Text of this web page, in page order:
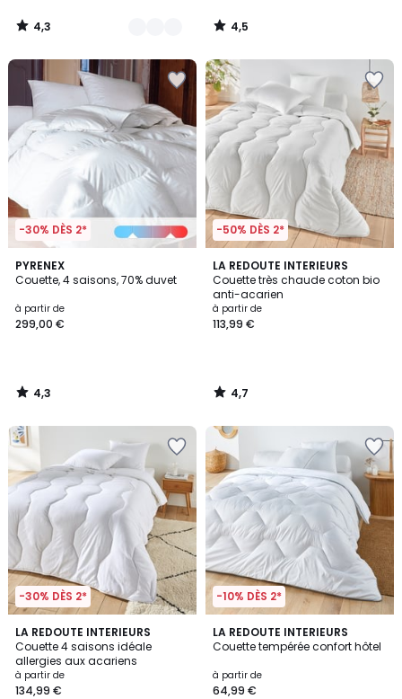
4,3
/
4,5
/
-30% DÈS 2*
PYRENEX
Couette, 4 saisons, 70% duvet
à partir de
299,00 €
4,3
/ 5
4,3
/
-50% DÈS 2*
LA REDOUTE INTERIEURS
Couette très chaude coton bio
anti-acarien
à partir de
113,99 €
4,7
/ 5
4,7
/
-30% DÈS 2*
LA REDOUTE INTERIEURS
Couette 4 saisons idéale
allergies aux acariens
à partir de
134,99 €
4,3
/ 5
-10% DÈS 2*
LA REDOUTE INTERIEURS
Couette tempérée confort hôtel
à partir de
64,99 €
4,6
/ 5